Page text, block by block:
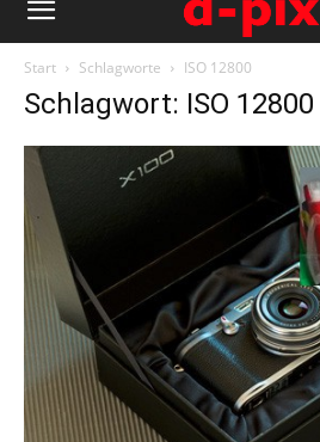
Start Schlagworte ISO 12800
Schlagwort: ISO 12800